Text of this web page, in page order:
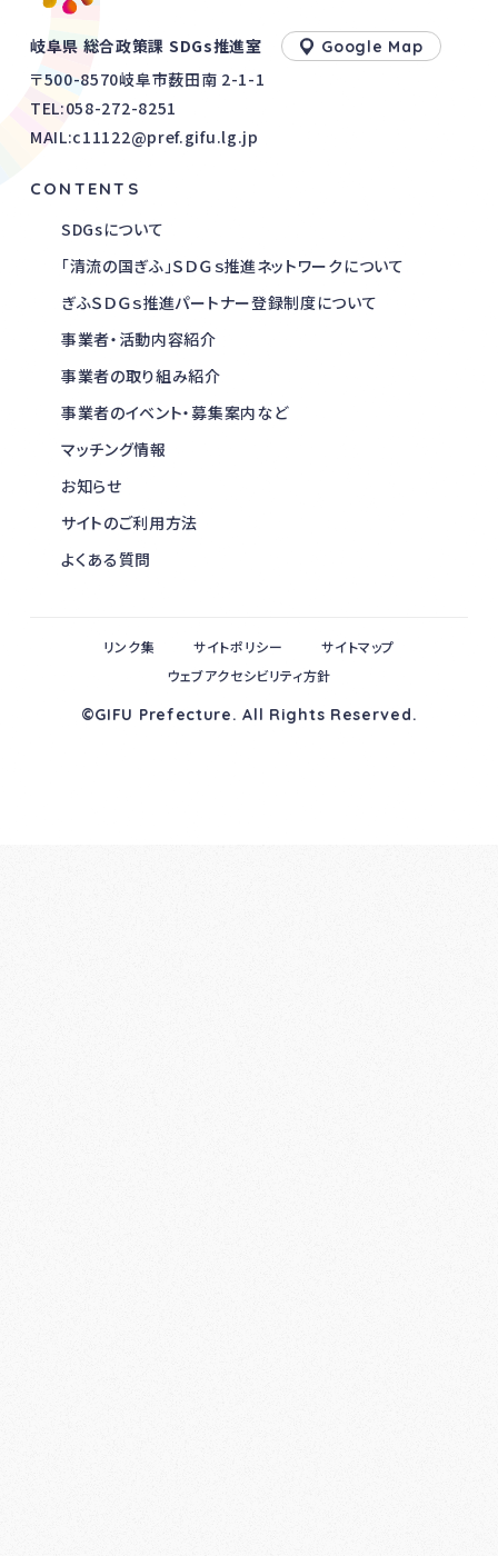
岐阜県 総合政策課 SDGs推進室 Google Map
〒500-8570岐阜市薮田南 2-1-1
TEL:058-272-8251
MAIL:c11122@pref.gifu.lg.jp
CONTENTS
SDGsについて
「清流の国ぎふ」ＳＤＧｓ推進ネットワークについて
ぎふＳＤＧｓ推進パートナー登録制度について
事業者・活動内容紹介
事業者の取り組み紹介
事業者のイベント・募集案内など
マッチング情報
お知らせ
サイトのご利用方法
よくある質問
©GIFU Prefecture. All Rights Reserved.
リンク集 サイトポリシー
サイトマップ
ウェブアクセシビリティ方針